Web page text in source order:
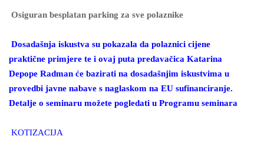
Osiguran besplatan parking za sve polaznike
Dosadašnja iskustva su pokazala da polaznici cijene
praktične primjere te i ovaj puta predavačica Katarina
Depope Radman će bazirati na dosadašnjim iskustvima u
provedbi javne nabave s naglaskom na EU sufinanciranje.
Detalje o seminaru možete pogledati u Programu seminara
KOTIZACIJA